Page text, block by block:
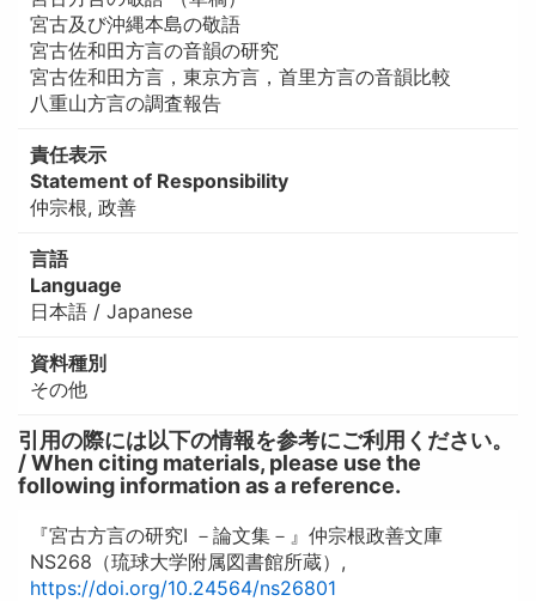
宮古及び沖縄本島の敬語
宮古佐和田方言の音韻の研究
宮古佐和田方言，東京方言，首里方言の音韻比較
八重山方言の調査報告
責任表示
Statement of Responsibility
仲宗根, 政善
言語
Language
日本語 / Japanese
資料種別
その他
引用の際には以下の情報を参考にご利用ください。
/ When citing materials, please use the
following information as a reference.
『宮古方言の研究I －論文集－』仲宗根政善文庫
NS268（琉球大学附属図書館所蔵）,
https://doi.org/10.24564/ns26801